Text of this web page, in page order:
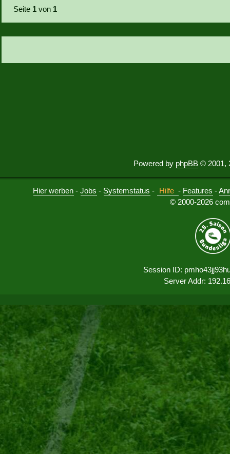
Seite 1 von 1
Powered by phpBB © 2001,
Hier werben -Jobs - Systemstatus - Hilfe - Features -
© 2000-2026
Session ID:
Server Addr: